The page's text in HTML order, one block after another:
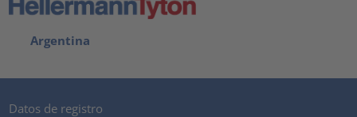
Argentina
Datos de registro